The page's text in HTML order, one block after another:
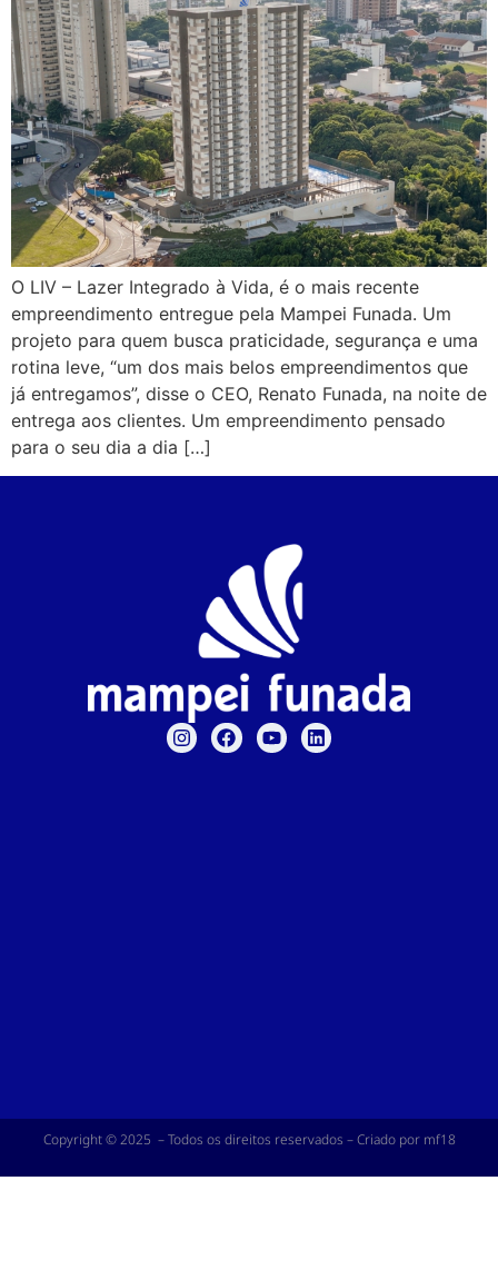
O LIV – Lazer Integrado à Vida, é o mais recente
empreendimento entregue pela Mampei Funada. Um
projeto para quem busca praticidade, segurança e uma
rotina leve, “um dos mais belos empreendimentos que
já entregamos”, disse o CEO, Renato Funada, na noite de
entrega aos clientes. Um empreendimento pensado
para o seu dia a dia […]
Copyright © 2025 – Todos os direitos reservados – Criado por mf18